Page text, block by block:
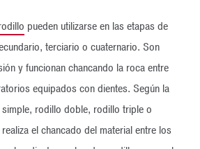
pueden utilizarse en las etapas de
terciario o cuaternario. Son
y funcionan chancando la roca entre
equipados con dientes. Según la
rodillo doble, rodillo triple o
el chancado del material entre los